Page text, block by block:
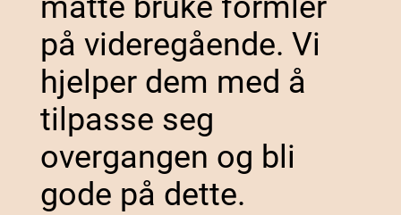
på videregående. Vi
hjelper dem med å
tilpasse seg
overgangen og bli
gode på dette.